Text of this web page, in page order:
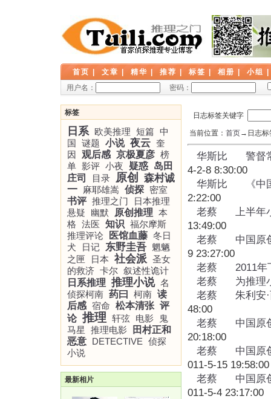
首页 文章 精华 推荐 标签 相册 小组
用户名：
密码：
标签
日系 欧美推理 短篇 中
国 谜题 小说 夜云 奎
因 观后感 京极夏彦 榜
单 影评 小夜 疑惑 岛田
庄司
目录 原创
森村诚
一 麻耶雄嵩 侦探 密室
书评 推理之门
日本推理
悬疑
幽默 原创推理 本
格 法医 知识 福尔摩斯
推理评论
医馆血藤 冬日
犬
日记 东野圭吾 魍魉
之匣
日本 社会派 圣女
的救济 卡尔 叙述性诡计
日系推理 推理小说 名
侦探柯南 药曰 柯南 读
后感 宿命 松本清张 评
论 推理 轩弦 电影
鬼
马星
推理电影
田村正和
恶意 DETECTIVE 侦探
小说
最新相片
日志标签关键字
当前位置： 首页→日志标
华斯比
警督
4-2-8 8:30:00
华斯比
《
2:22:00
老蔡
上半年
13:49:00
老蔡
中国原
9 23:27:00
老蔡
2011年
老蔡
为推理
老蔡
朱利安
48:00
老蔡
中国原
20:18:00
老蔡
中国原
011-5-15 19:58:00
老蔡
中国原
011-5-4 23:17:00